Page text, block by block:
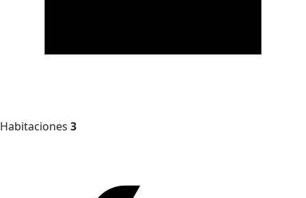
Habitaciones 3